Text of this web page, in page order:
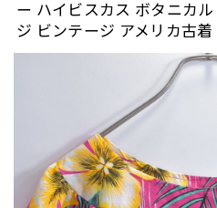
ー ハイビスカス ボタニカ
ジ ビンテージ アメリカ古着